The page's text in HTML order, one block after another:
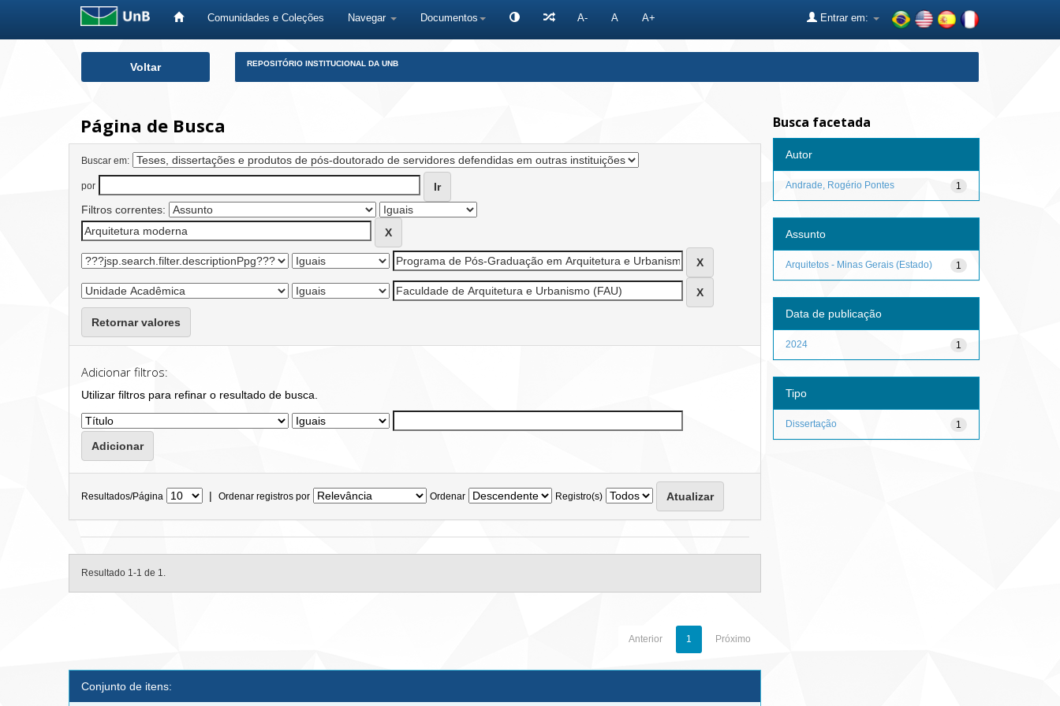
Comunidades e Coleções Navegar Documentos A- A A+ Entrar em:
Voltar REPOSITÓRIO INSTITUCIONAL DA UNB
Página de Busca
Buscar em:
por
Filtros correntes:
Retornar valores
Adicionar filtros:
Utilizar filtros para refinar o resultado de busca.
Resultados/Página | Ordenar registros por Ordenar Registro(s)
Resultado 1-1 de 1.
Anterior 1 Próximo
Conjunto de itens:
Busca facetada
Autor
1
Andrade, Rogério Pontes
Assunto
1
Arquitetos - Minas Gerais (Estado)
Data de publicação
1
2024
Tipo
1
Dissertação